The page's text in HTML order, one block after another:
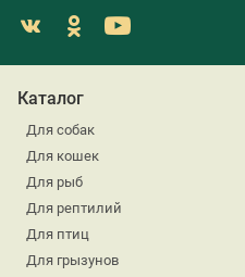
Каталог
Для собак
Для кошек
Для рыб
Для рептилий
Для птиц
Для грызунов